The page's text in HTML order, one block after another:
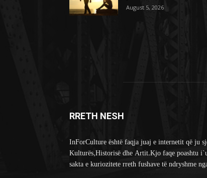
August 5, 2026
RRETH NESH
InForCulture është faqja juaj e internetit që ju
Kulturës,Historisë dhe Artit.Kjo faqe poashtu
sakta e kuriozitete rreth fushave të ndryshme